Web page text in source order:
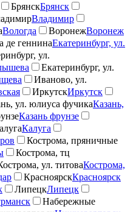
БрянскБрянск
Владимир
Вологда ВоронежВоронеж
де геннинаЕкатеринбург, ул.
ул.
Екатеринбург, ул.
Иваново, ул.
ИркутскИркутск
ул. юлиуса фучикаКазань,
Казань фрунзе
Калуга
Кострома, пряничные
Кострома, тц
ул. титоваКострома,
КрасноярскКрасноярск
ЛипецкЛипецк
Набережные